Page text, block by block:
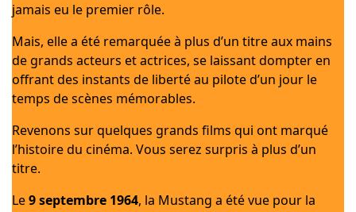
jamais eu le premier rôle.
Mais, elle a été remarquée à plus d’un titre aux mains
de grands acteurs et actrices, se laissant dompter en
offrant des instants de liberté au pilote d’un jour le
temps de scènes mémorables.
Revenons sur quelques grands films qui ont marqué
l’histoire du cinéma. Vous serez surpris à plus d’un
titre.
Le9 septembre 1964, la Mustang a été vue pour la